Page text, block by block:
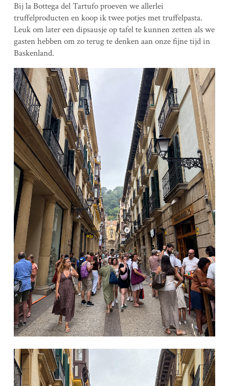
Bij la Bottega del Tartufo proeven we allerlei
truffelproducten en koop ik twee potjes met truffelpasta.
Leuk om later een dipsausje op tafel te kunnen zetten als we
gasten hebben om zo terug te denken aan onze fijne tijd in
Baskenland.